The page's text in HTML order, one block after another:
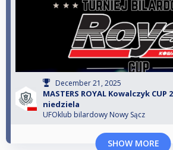
December 21, 2025
MASTERS ROYAL Kowalczyk CUP
niedziela
UFOklub bilardowy Nowy Sącz
SHOW MORE